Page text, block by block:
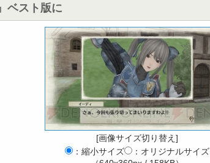
ベスト版に
[画像サイズ切り替え]
：縮小サイズ
：オリジナルサイズ